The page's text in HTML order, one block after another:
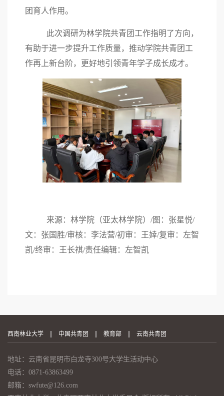
团育人作用。
此次调研为林学院共青团工作指明了方向，
有助于进一步提升工作质量，推动学院共青团工
作再上新台阶，更好地引领青年学子成长成才。
来源：林学院（亚太林学院）/图：张星悦/
文：张国胜/审核：李法营/初审：王婞/复审：左智
凯/终审：王长祺/责任编辑：左智凯
西南林业大学 中国共青团 教育部 云南共青团
地址：云南省昆明市白龙寺300号大学生活动中心
电话：0871-63863499
邮箱：swfute@126.com